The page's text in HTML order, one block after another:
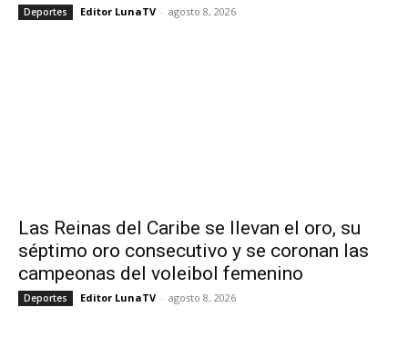
Deportes Editor LunaTV - agosto 8, 2026
Las Reinas del Caribe se llevan el oro, su
séptimo oro consecutivo y se coronan las
campeonas del voleibol femenino
Deportes Editor LunaTV - agosto 8, 2026